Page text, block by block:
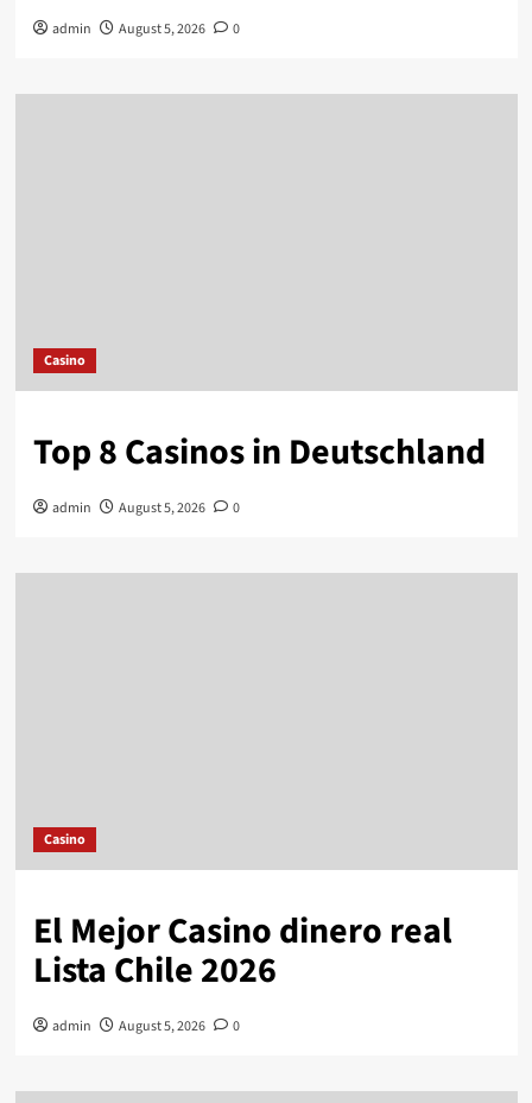
admin August 5, 2026 0
Casino
Top 8 Casinos in Deutschland
admin August 5, 2026 0
Casino
El Mejor Casino dinero real
Lista Chile 2026
admin August 5, 2026 0